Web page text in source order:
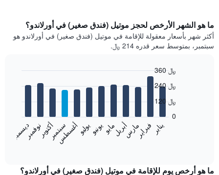
ما هو الشهر الأرخص لحجز موتيل (فندق صغير) في أورلاندو؟
أكثر شهر بأسعار معقولة للإقامة في موتيل (فندق صغير) في أورلاندو هو
سبتمبر، بمتوسط سعر قدره 214 ﷼.
سعر
ينايرفبرايرمارسأبريلمايويونيويوليوأغسطس
سبتمبرأكتوبرنوفمبر
ديسمبر
0
120 ﷼
240 ﷼
360 ﷼
ما هو أرخص يوم للإقامة في موتيل (فندق صغير) في أورلاندو؟